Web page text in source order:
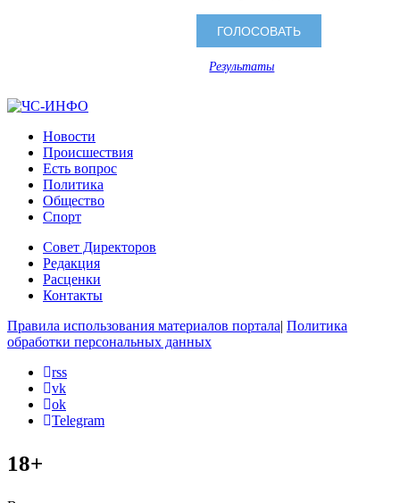
Результаты
Новости
Происшествия
Есть вопрос
Политика
Общество
Спорт
Совет Директоров
Редакция
Расценки
Контакты
Правила использования материалов портала| Политика
обработки персональных данных
rss
vk
ok
Telegram
18+